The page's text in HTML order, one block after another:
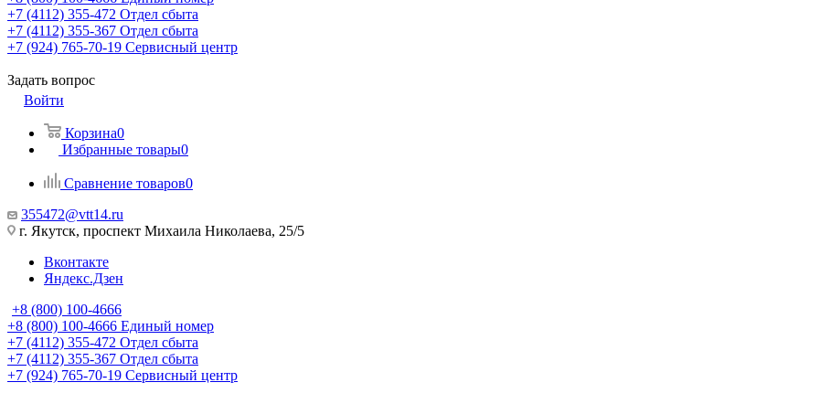
+7 (4112) 355-472 Отдел сбыта
+7 (4112) 355-367 Отдел сбыта
+7 (924) 765-70-19 Сервисный центр
Задать вопрос
Войти
Корзина0
Избранные товары0
Сравнение товаров0
355472@vtt14.ru
г. Якутск, проспект Михаила Николаева, 25/5
Вконтакте
Яндекс.Дзен
+8 (800) 100-4666
+8 (800) 100-4666 Единый номер
+7 (4112) 355-472 Отдел сбыта
+7 (4112) 355-367 Отдел сбыта
+7 (924) 765-70-19 Сервисный центр